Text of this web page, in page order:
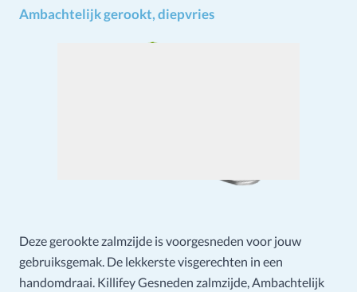
Ambachtelijk gerookt, diepvries
Deze gerookte zalmzijde is voorgesneden voor jouw
gebruiksgemak. De lekkerste visgerechten in een
handomdraai. Killifey Gesneden zalmzijde, Ambachtelijk